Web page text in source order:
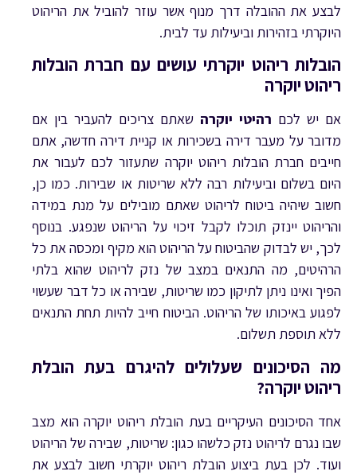
לבצע את ההובלה דרך מנוף אשר עוזר להוביל את הריהוט
היוקרתי בזהירות וביעילות עד לבית.
הובלות ריהוט יוקרתי עושים עם חברת הובלות
ריהוט יוקרה
אם יש לכם רהיטי יוקרה שאתם צריכים להעביר בין אם
מדובר על מעבר דירה בשכירות או קניית דירה חדשה, אתם
חייבים חברת הובלות ריהוט יוקרה שתעזור לכם לעבור את
היום בשלום וביעילות רבה ללא שריטות או שבירות. כמו כן,
חשוב שיהיה ביטוח לריהוט שאתם מובילים על מנת במידה
והריהוט יינזק תוכלו לקבל זיכוי על הריהוט שנפגע. בנוסף
לכך, יש לבדוק שהביטוח על הריהוט הוא מקיף ומכסה את כל
הרהיטים, מה התנאים במצב של נזק לריהוט שהוא בלתי
הפיך ואינו ניתן לתיקון כמו שריטות, שבירה או כל דבר שעשוי
לפגוע באיכותו של הריהוט. הביטוח חייב להיות תחת התנאים
ללא תוספת תשלום.
מה הסיכונים שעלולים להיגרם בעת הובלת
ריהוט יוקרה?
אחד הסיכונים העיקריים בעת הובלת ריהוט יוקרה הוא מצב
שבו נגרם לריהוט נזק כלשהו כגון: שריטות, שבירה של הריהוט
ועוד. לכן בעת ביצוע הובלת ריהוט יוקרתי חשוב לבצע את